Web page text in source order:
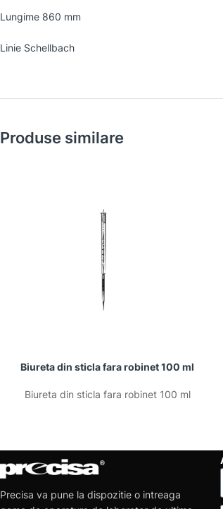
Lungime 860 mm
Linie Schellbach
Produse similare
Biureta din sticla fara robinet 100 ml
Biureta din sticla fara robinet 100 ml
Precisa va pune la dispozitie o intreaga